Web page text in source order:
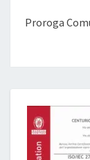
Proroga